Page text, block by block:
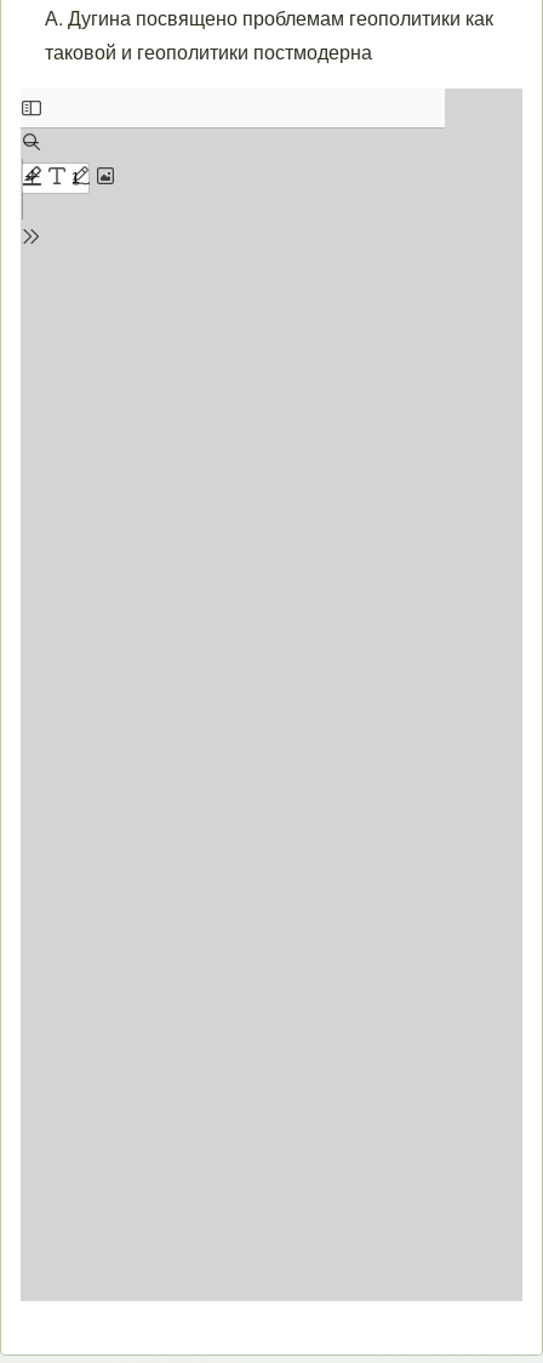
А. Дугина посвящено проблемам геополитики как
таковой и геополитики постмодерна